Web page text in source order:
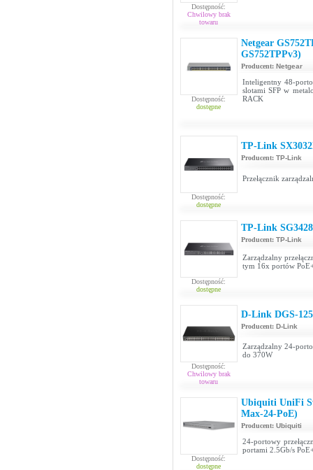
Dostępność:
Chwilowy brak
towaru
Dostępność:
dostępne
Netgear
GS752TPPv3)
Producent: Netgear
Inteligentny 48-
slotami SFP w
RACK
Dostępność:
dostępne
TP-Link
Producent: TP-Link
Przełącznik
Dostępność:
dostępne
TP-Link
Producent: TP-Link
Zarządzalny
tym 16x portów
Dostępność:
Chwilowy brak
towaru
D-Link DGS-
Producent: D-Link
Zarządzalny 24-
do 370W
Dostępność:
dostępne
Ubiquiti UniFi
Max-24-PoE)
Producent: Ubiquiti
24-portowy
portami 2.5Gb/s